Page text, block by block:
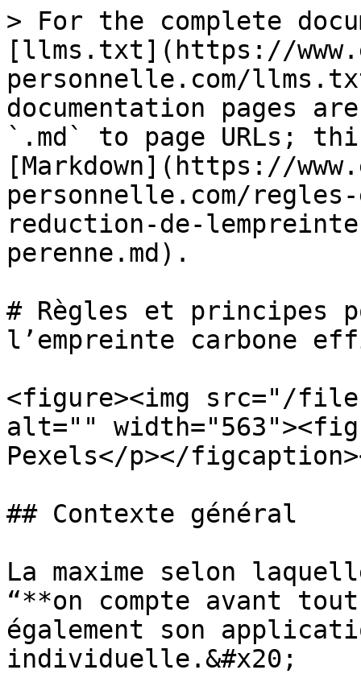
> For the complete
[llms.txt](https://
personnelle.com/
documentation pages
`.md` to page URLs;
[Markdown](https://
personnelle.com/
reduction-de-
perenne.md).
# Règles et principes
l’empreinte carbone
<figure><img src="/files/
alt=""
Pexels</p></
## Contexte général
La maxime selon
“**on compte avant
également son
individuelle.&#x20;